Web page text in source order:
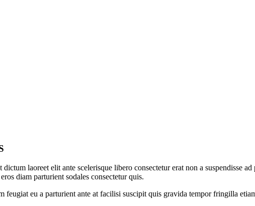
laoreet elit ante scelerisque libero consectetur erat non a suspendisse
diam parturient sodales consectetur quis.
feugiat eu a parturient ante at facilisi suscipit quis gravida tempor fringilla